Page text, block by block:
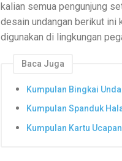
kalian semua pengunjung
desain undangan berikut ini
digunakan di lingkungan
Baca Juga
Kumpulan Bingkai
Kumpulan Spanduk
Kumpulan Kartu